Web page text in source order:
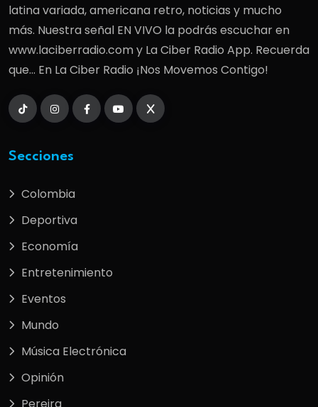
latina variada, americana retro, noticias y mucho
más. Nuestra señal EN VIVO la podrás escuchar en
www.laciberradio.com y La Ciber Radio App. Recuerda
que... En La Ciber Radio ¡Nos Movemos Contigo!
Secciones
Colombia
Deportiva
Economía
Entretenimiento
Eventos
Mundo
Música Electrónica
Opinión